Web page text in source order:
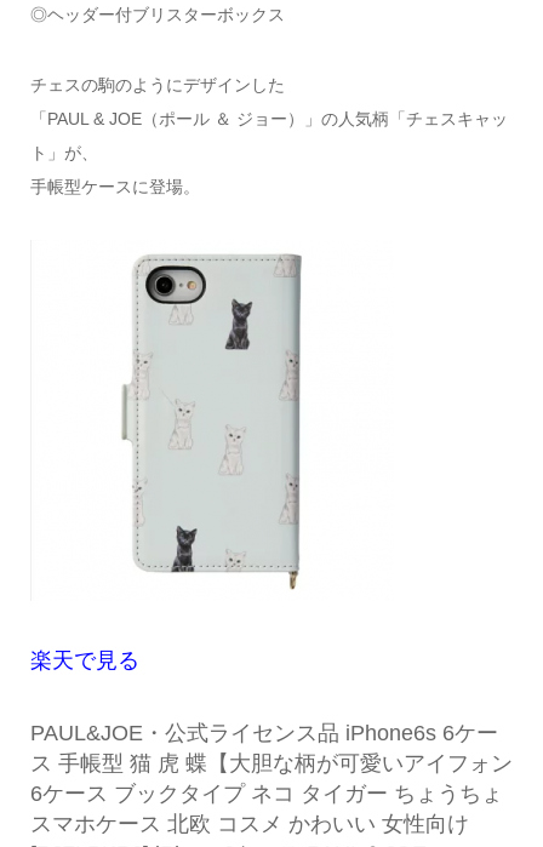
◎ヘッダー付ブリスターボックス
チェスの駒のようにデザインした
「PAUL & JOE（ポール ＆ ジョー）」の人気柄「チェスキャッ
ト」が、
手帳型ケースに登場。
楽天で見る
PAUL&JOE・公式ライセンス品 iPhone6s 6ケー
ス 手帳型 猫 虎 蝶【大胆な柄が可愛いアイフォン
6ケース ブックタイプ ネコ タイガー ちょうちょ
スマホケース 北欧 コスメ かわいい 女性向け